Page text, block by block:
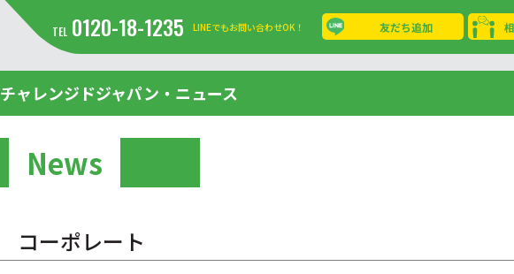
TEL 0120-18-1235 LINEでもお問い合わせOK！ 友だち追加
チャレンジドジャパン・ニュース
News
コーポレート